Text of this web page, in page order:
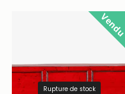
Vendu
Rupture de stock